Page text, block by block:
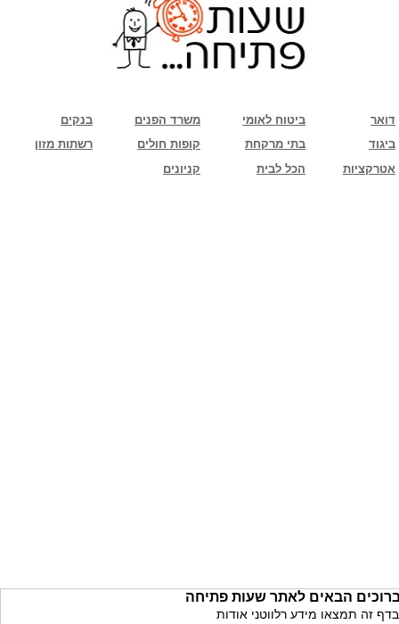
בנקים משרד הפנים ביטוח לאומי
דואר
רשתות מזון
קופות חולים בתי מרקחת
ביגוד
קניונים
הכל לבית אטרקציות
הבאים לאתר שעות פתיחה
בדף זה תמצאו מידע רלווטני אודות